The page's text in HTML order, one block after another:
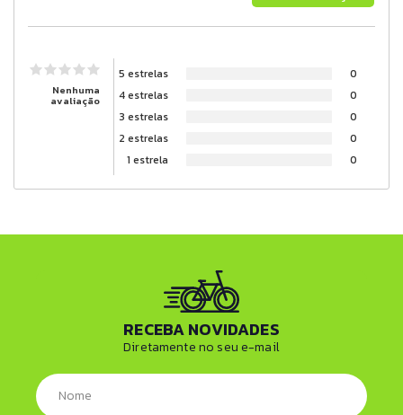
Nenhuma
avaliação
5 estrelas
0
4 estrelas
0
3 estrelas
0
2 estrelas
0
1 estrela
0
RECEBA NOVIDADES
Diretamente no seu e-mail